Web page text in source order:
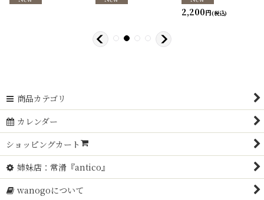
2,200円(税込)
商品カテゴリ
カレンダー
ショッピングカート
姉妹店：常滑『antico』
wanogoについて